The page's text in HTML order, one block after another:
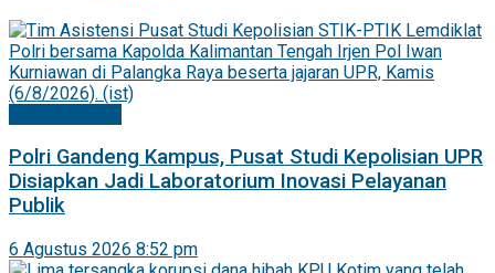
Polri Gandeng Kampus, Pusat Studi Kepolisian UPR
Disiapkan Jadi Laboratorium Inovasi Pelayanan
Publik
6 Agustus 2026 8:52 pm